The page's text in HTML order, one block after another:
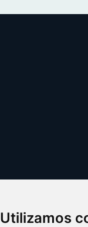
Utilizamos